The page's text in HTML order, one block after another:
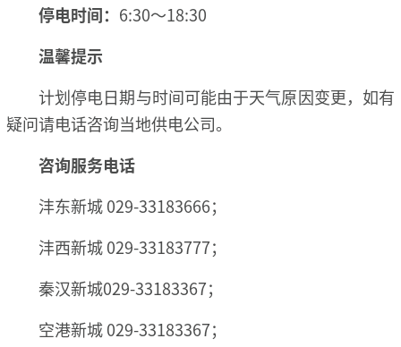
停电时间： 6:30～18:30
温馨提示
计划停电日期与时间可能由于天气原因变更，如有
疑问请电话咨询当地供电公司。
咨询服务电话
沣东新城 029-33183666；
沣西新城 029-33183777；
秦汉新城029-33183367；
空港新城 029-33183367；